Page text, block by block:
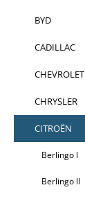
BYD
CADILLAC
CHEVROLET
CHRYSLER
CITROËN
Berlingo I
Berlingo II